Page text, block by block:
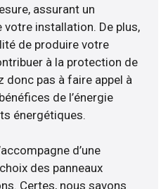
assurant un
installation. De plus,
de produire votre
à la protection de
donc pas à faire appel à
de l’énergie
énergétiques.
d’une
des panneaux
Certes, nous savons